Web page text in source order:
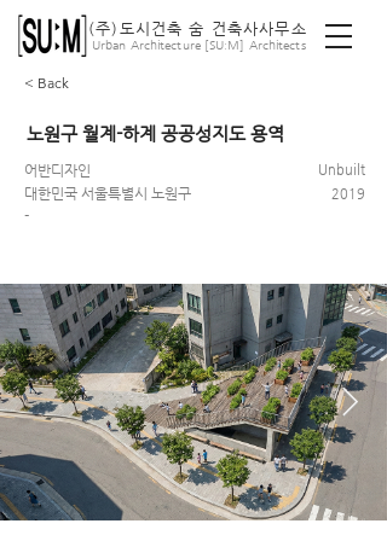
(주)도시건축 숨 건축사사무소
Urban Architecture [SUːM] Architects
< Back
노원구 월계-하계 공공성지도 용역
어반디자인 Unbuilt
대한민국 서울특별시 노원구 2019
-